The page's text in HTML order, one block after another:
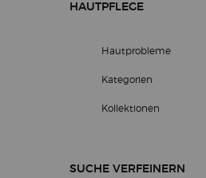
HAUTPFLEGE
Hautprobleme
Kategorien
Kollektionen
SUCHE VERFEINERN